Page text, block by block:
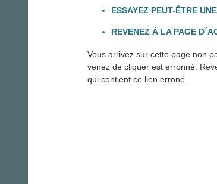
ESSAYEZ PEUT-ÊTRE
REVENEZ À LA PAGE
Vous arrivez sur cette page non
venez de cliquer est erronné.
qui contient ce lien erroné.